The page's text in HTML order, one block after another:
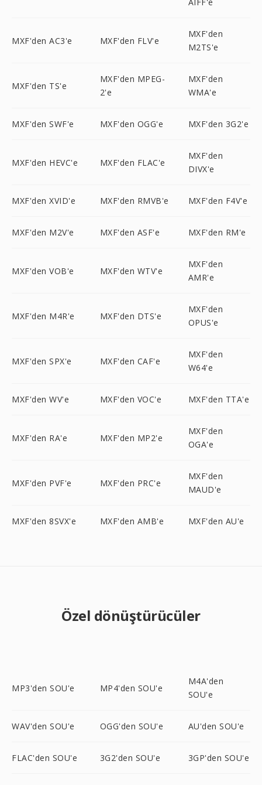
MXF'den AC3'e MXF'den FLV'e
MXF'den
M2TS'e
MXF'den TS'e
MXF'den MPEG-
2'e
MXF'den
WMA'e
MXF'den SWF'e MXF'den OGG'e MXF'den 3G2'e
MXF'den HEVC'e MXF'den FLAC'e
MXF'den
DIVX'e
MXF'den XVID'e MXF'den RMVB'e MXF'den F4V'e
MXF'den M2V'e MXF'den ASF'e MXF'den RM'e
MXF'den VOB'e MXF'den WTV'e
MXF'den
AMR'e
MXF'den M4R'e MXF'den DTS'e
MXF'den
OPUS'e
MXF'den SPX'e MXF'den CAF'e
MXF'den
W64'e
MXF'den WV'e MXF'den VOC'e MXF'den TTA'e
MXF'den RA'e MXF'den MP2'e
MXF'den
OGA'e
MXF'den PVF'e MXF'den PRC'e
MXF'den
MAUD'e
MXF'den 8SVX'e MXF'den AMB'e MXF'den AU'e
Özel dönüştürücüler
MP3'den SOU'e MP4'den SOU'e
M4A'den
SOU'e
WAV'den SOU'e OGG'den SOU'e AU'den SOU'e
FLAC'den SOU'e 3G2'den SOU'e 3GP'den SOU'e